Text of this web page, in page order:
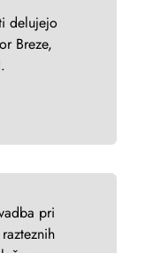
delujejo
Breze,
pri